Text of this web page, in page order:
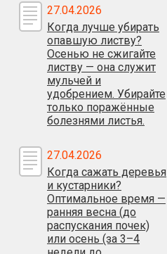
27.04.2026
Когда лучше убирать
опавшую листву?
Осенью не сжигайте
листву — она служит
мульчей и
удобрением. Убирайте
только поражённые
болезнями листья.
27.04.2026
Когда сажать деревья
и кустарники?
Оптимальное время —
ранняя весна (до
распускания почек)
или осень (за 3–4